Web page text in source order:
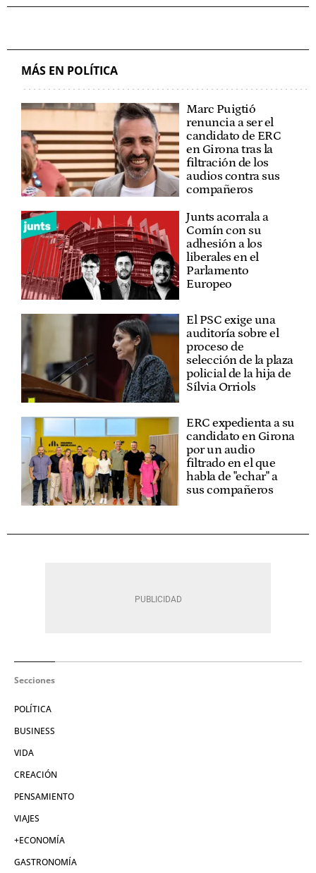
MÁS EN POLÍTICA
Marc Puigtió
renuncia a ser el
candidato de ERC
en Girona tras la
filtración de los
audios contra sus
compañeros
Junts acorrala a
Comín con su
adhesión a los
liberales en el
Parlamento
Europeo
El PSC exige una
auditoría sobre el
proceso de
selección de la plaza
policial de la hija de
Sílvia Orriols
ERC expedienta a su
candidato en Girona
por un audio
filtrado en el que
habla de "echar" a
sus compañeros
Secciones
POLÍTICA
BUSINESS
VIDA
CREACIÓN
PENSAMIENTO
VIAJES
+ECONOMÍA
GASTRONOMÍA